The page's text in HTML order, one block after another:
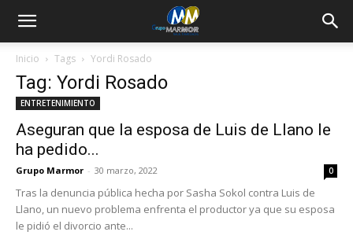
Inicio Tags Yordi Rosado
Tag: Yordi Rosado
ENTRETENIMIENTO
Aseguran que la esposa de Luis de Llano le
ha pedido...
Grupo Marmor - 30 marzo, 2022 0
Tras la denuncia pública hecha por Sasha Sokol contra Luis de
Llano, un nuevo problema enfrenta el productor ya que su esposa
le pidió el divorcio ante...